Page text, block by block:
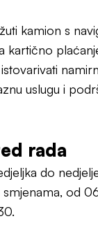
kamion s
kartično
uslugu i
rada
do
smjenama, od